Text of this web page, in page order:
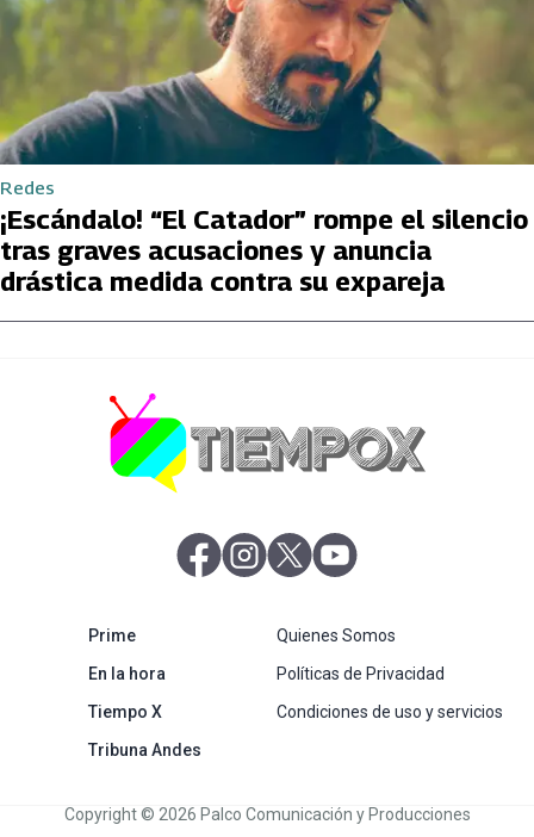
Redes
¡Escándalo! “El Catador” rompe el silencio
tras graves acusaciones y anuncia
drástica medida contra su expareja
abre en nueva pestaña
abre en nueva pestaña
abre en nueva pestaña
Primeabre en nueva pestaña
En la horaabre en nueva pestaña
Tiempo X
Tribuna Andesabre en nueva pestaña
Quienes Somos
Políticas de Privacidad
Condiciones de uso y servicios
Copyright © 2026 Palco Comunicación y Producciones